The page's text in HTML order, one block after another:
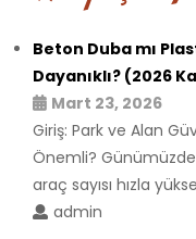
Beton Duba mı
Dayanıklı? (2026
Mart 23, 2026
Giriş: Park ve Alan
Önemli?
araç sayısı hızla
admin